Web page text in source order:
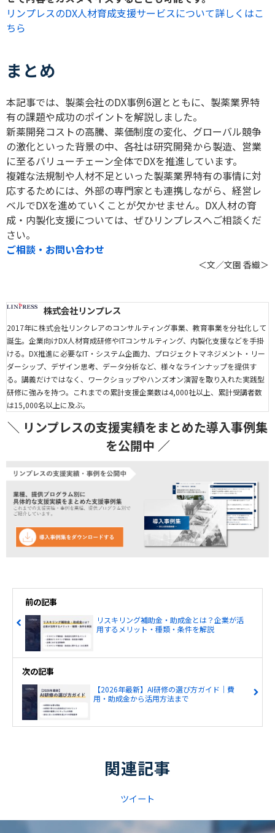
リンプレスのDX人材育成支援サービスについて詳しくはこ
ちら
まとめ
本記事では、製薬会社のDX事例6選とともに、製薬業界特
有の課題や成功のポイントを解説しました。
新薬開発コストの高騰、薬価制度の変化、グローバル競争
の激化といった背景の中、各社は研究開発から製造、営業
に至るバリューチェーン全体でDXを推進しています。
複雑な法規制や人材不足といった製薬業界特有の事情に対
応するためには、外部の専門家とも連携しながら、経営レ
ベルでDXを進めていくことが欠かせません。 DX人材の育
成・内製化支援については、ぜひリンプレスへご相談くだ
さい。
ご相談・お問い合わせ
＜文／文園 香織＞
株式会社リンプレス
2017年に株式会社リンクレアのコンサルティング事業、教育事業を分社化して
誕生。企業向けDX人材育成研修やITコンサルティング、内製化支援などを手掛
ける。DX推進に必要なIT・システム企画力、プロジェクトマネジメント・リー
ダーシップ、デザイン思考、データ分析など、様々なラインナップを提供す
る。講義だけではなく、ワークショップやハンズオン演習を取り入れた実践型
研修に強みを持つ。これまでの累計支援企業数は4,000社以上、累計受講者数
は15,000名以上に及ぶ。
＼ リンプレスの支援実績をまとめた導入事例集
を公開中 ／
前の記事
リスキリング補助金・助成金とは？企業が活
用するメリット・種類・条件を解説
次の記事
【2026年最新】AI研修の選び方ガイド｜費
用・助成金から活用方法まで
関連記事
ツイート